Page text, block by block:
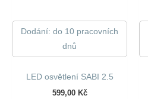
Dodání: do 10 pracovních
dnů
LED osvětlení SABI 2.5
599,00 Kč